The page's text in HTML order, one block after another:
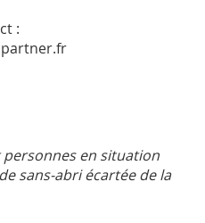
:
personnes en situation
sans-abri écartée de la